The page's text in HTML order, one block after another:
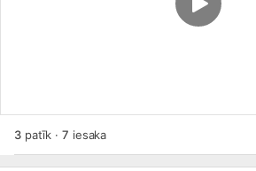
3patīk ·7 iesaka